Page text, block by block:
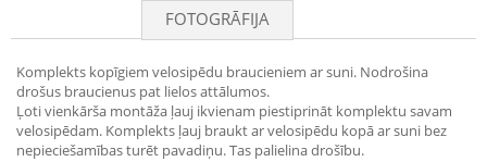
FOTOGRĀFIJA
Komplekts kopīgiem velosipēdu braucieniem ar suni. Nodrošina
drošus braucienus pat lielos attālumos.
Ļoti vienkārša montāža ļauj ikvienam piestiprināt komplektu savam
velosipēdam. Komplekts ļauj braukt ar velosipēdu kopā ar suni bez
nepieciešamības turēt pavadiņu. Tas palielina drošību.